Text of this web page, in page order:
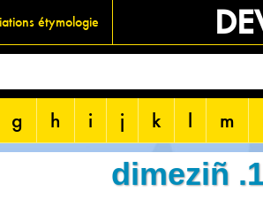
étymologie
g h i j k l m
dimeziñ